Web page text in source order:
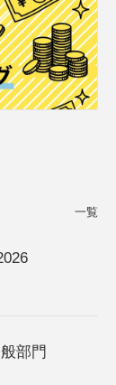
一覧
部門